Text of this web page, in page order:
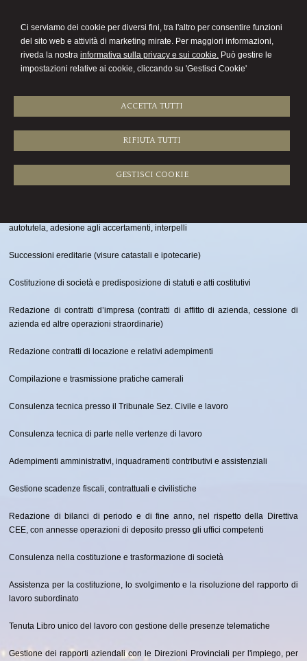
Ci serviamo dei cookie per diversi fini, tra l'altro per consentire funzioni
del sito web e attività di marketing mirate. Per maggiori informazioni,
riveda la nostra informativa sulla privacy e sui cookie. Può gestire le
impostazioni relative ai cookie, cliccando su 'Gestisci Cookie'
ACCETTA TUTTI
RIFIUTA TUTTI
GESTISCI COOKIE
ROBERTO QUADRIO
Menu
Attività
Esperienza, cortesia e professionalità a servizio delle società, imprese
individuali e persone fisiche nei seguenti campi:
autotutela, adesione agli accertamenti, interpelli
Successioni ereditarie (visure catastali e ipotecarie)
Costituzione di società e predisposizione di statuti e atti costitutivi
Redazione di contratti d’impresa (contratti di affitto di azienda, cessione di
azienda ed altre operazioni straordinarie)
Redazione contratti di locazione e relativi adempimenti
Compilazione e trasmissione pratiche camerali
Consulenza tecnica presso il Tribunale Sez. Civile e lavoro
Consulenza tecnica di parte nelle vertenze di lavoro
Adempimenti amministrativi, inquadramenti contributivi e assistenziali
Gestione scadenze fiscali, contrattuali e civilistiche
Redazione di bilanci di periodo e di fine anno, nel rispetto della Direttiva
CEE, con annesse operazioni di deposito presso gli uffici competenti
Consulenza nella costituzione e trasformazione di società
Assistenza per la costituzione, lo svolgimento e la risoluzione del rapporto di
lavoro subordinato
Tenuta Libro unico del lavoro con gestione delle presenze telematiche
Gestione dei rapporti aziendali con le Direzioni Provinciali per l'impiego, per